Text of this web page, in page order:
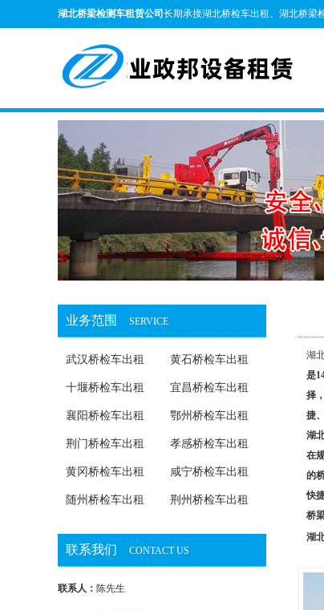
湖北桥梁检测车租赁公司 长期承接湖北桥检车出租、湖北桥梁
业务范围 SERVICE
武汉桥检车出租 黄石桥检车出租
十堰桥检车出租 宜昌桥检车出租
襄阳桥检车出租 鄂州桥检车出租
荆门桥检车出租 孝感桥检车出租
黄冈桥检车出租 咸宁桥检车出租
随州桥检车出租 荆州桥检车出租
联系我们 CONTACT US
联系人： 陈先生
湖
是
择
捷
湖
在
的
快
桥
湖